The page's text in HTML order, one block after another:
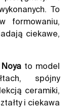
To
formowaniu,
ciekawe,
Noyato model
spójny
ceramiki,
i ciekawa